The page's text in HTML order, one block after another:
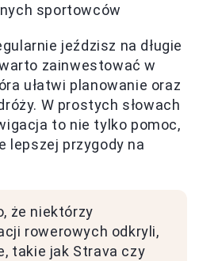
sportowców
jeździsz na długie
zainwestować w
ułatwi planowanie oraz
W prostych słowach
to nie tylko pomoc,
lepszej przygody na
że niektórzy
rowerowych odkryli,
takie jak Strava czy